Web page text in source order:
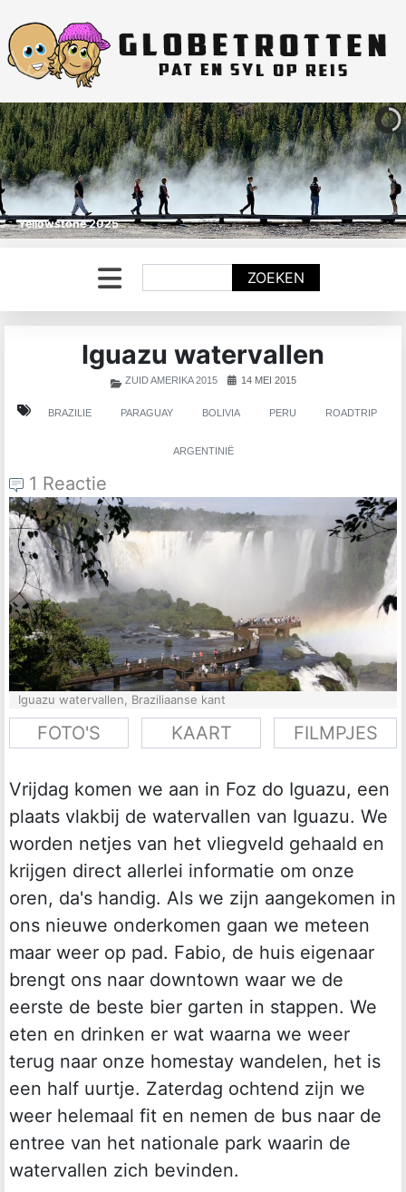
Yellowstone 2025
ZOEKEN
Iguazu watervallen
ZUID AMERIKA 2015 14 MEI 2015
BRAZILIE PARAGUAY BOLIVIA PERU ROADTRIP
ARGENTINIË
1 Reactie
Iguazu watervallen, Braziliaanse kant
FOTO'S KAART FILMPJES
Vrijdag komen we aan in Foz do Iguazu, een
plaats vlakbij de watervallen van Iguazu. We
worden netjes van het vliegveld gehaald en
krijgen direct allerlei informatie om onze
oren, da's handig. Als we zijn aangekomen in
ons nieuwe onderkomen gaan we meteen
maar weer op pad. Fabio, de huis eigenaar
brengt ons naar downtown waar we de
eerste de beste bier garten in stappen. We
eten en drinken er wat waarna we weer
terug naar onze homestay wandelen, het is
een half uurtje. Zaterdag ochtend zijn we
weer helemaal fit en nemen de bus naar de
entree van het nationale park waarin de
watervallen zich bevinden.